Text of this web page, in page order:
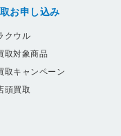
お申し込み
クウル
取対象商品
取キャンペーン
頭買取